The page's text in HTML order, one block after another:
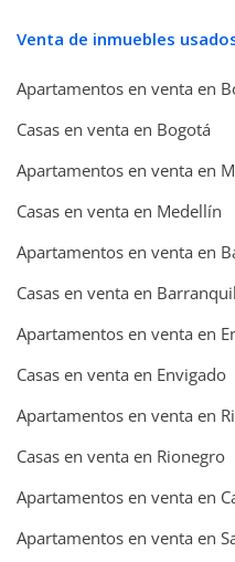
Venta de inmuebles
Apartamentos en venta en
Casas en venta en Bogotá
Apartamentos en venta en
Casas en venta en Medellín
Apartamentos en venta en
Casas en venta en
Apartamentos en venta en
Casas en venta en Envigado
Apartamentos en venta en
Casas en venta en Rionegro
Apartamentos en venta en
Apartamentos en venta en